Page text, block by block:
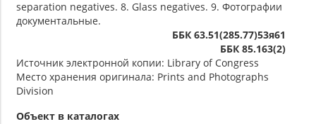
separation negatives. 8. Glass negatives. 9. Фотографии
документальные.
ББК 63.51(285.77)53я61
ББК 85.163(2)
Источник электронной копии: Library of Congress
Место хранения оригинала: Prints and Photographs
Division
Объект в каталогах